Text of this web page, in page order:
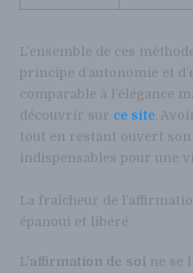
L’ensemble de ces
principe d’autonomie et d’
comparable à l’élégance
découvrir sur ce site.
tout en restant ouvert
indispensables pour une
La fraîcheur de
épanoui et libéré
L’affirmation de soi ne se